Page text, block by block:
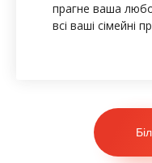
прагне ваша
всі ваші сімейні